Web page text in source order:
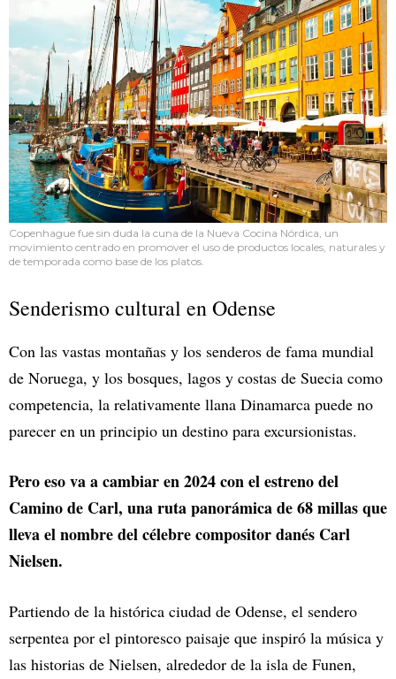
Copenhague fue sin duda la cuna de la Nueva Cocina Nórdica, un
movimiento centrado en promover el uso de productos locales, naturales y
de temporada como base de los platos.
Senderismo cultural en Odense
Con las vastas montañas y los senderos de fama mundial
de Noruega, y los bosques, lagos y costas de Suecia como
competencia, la relativamente llana Dinamarca puede no
parecer en un principio un destino para excursionistas.
Pero eso va a cambiar en 2024 con el estreno del
Camino de Carl, una ruta panorámica de 68 millas que
lleva el nombre del célebre compositor danés Carl
Nielsen.
Partiendo de la histórica ciudad de Odense, el sendero
serpentea por el pintoresco paisaje que inspiró la música y
las historias de Nielsen, alrededor de la isla de Funen,